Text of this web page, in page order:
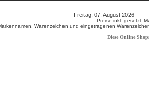
Freitag, 07. August 2026
Preise inkl. gesetzl.
Warenzeichen und eingetragenen
Diese Online